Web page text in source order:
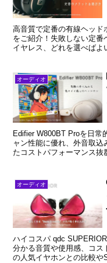
高音質で定番の有線ヘッド
をご紹介！失敗しない定番
イヤレス、どれを選べばよ
オーディオ
Edifier W800BT Proを日常
ャン性能に優れ、外音取
たコストパフォーマンス
オーディオ
ハイコスパ qdc
分かる音質や使用感、コ
の人気イヤホンとの比較や